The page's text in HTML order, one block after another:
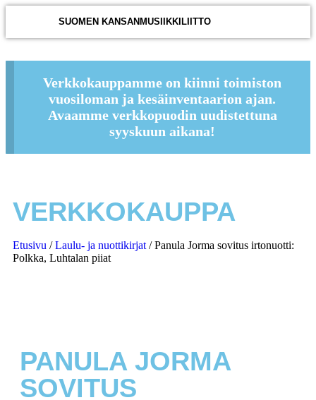
SUOMEN KANSANMUSIIKKILIITTO
Verkkokauppamme on kiinni toimiston
vuosiloman ja kesäinventaarion ajan.
Avaamme verkkopuodin uudistettuna
syyskuun aikana!
VERKKOKAUPPA
Etusivu /Laulu- ja nuottikirjat / Panula Jorma sovitus irtonuotti:
Polkka, Luhtalan piiat
PANULA JORMA
SOVITUS